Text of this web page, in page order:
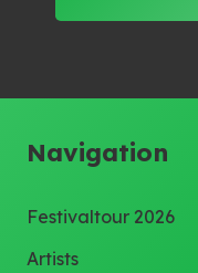
Navigation
Festivaltour 2026
Artists